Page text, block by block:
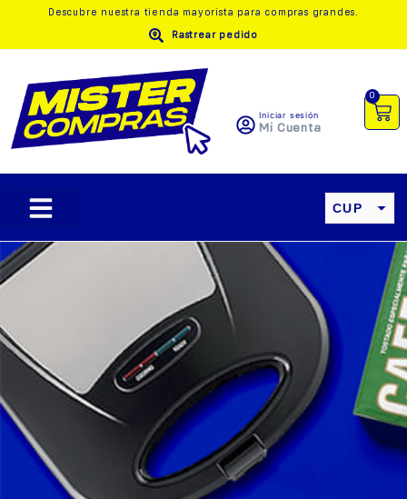
Descubre nuestra tienda mayorista para compras grandes.
Rastrear pedido
Iniciar sesión
Mi Cuenta
0
CUP
USD